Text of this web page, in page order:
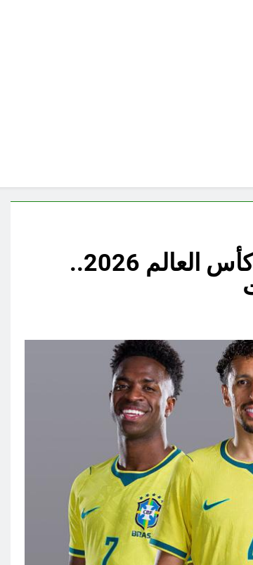
البرازيل والنرويج في دور الـ16 من كأس العالم 2026..